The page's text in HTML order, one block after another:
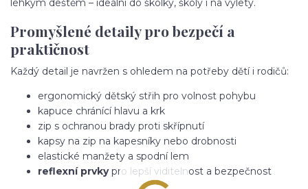
lehkým deštěm – ideální do školky, školy i na výlety.
Promyšlené detaily pro bezpečí a
praktičnost
Každý detail je navržen s ohledem na potřeby dětí i rodičů:
ergonomický dětský střih pro volnost pohybu
kapuce chránící hlavu a krk
zip s ochranou brady proti skřípnutí
kapsy na zip na kapesníky nebo drobnosti
elastické manžety a spodní lem
reflexní prvkypro lepší viditelnost a bezpečnost